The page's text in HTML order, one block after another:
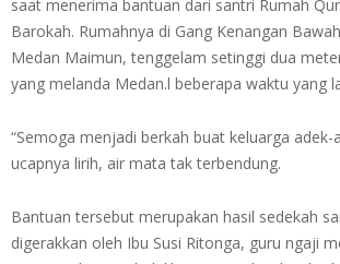
saat menerima bantuan dari santri Rumah
Barokah. Rumahnya di Gang Kenangan
Medan Maimun, tenggelam setinggi dua
yang melanda Medan.l beberapa waktu yang
“Semoga menjadi berkah buat keluarga adek-
ucapnya lirih, air mata tak terbendung.
Bantuan tersebut merupakan hasil sedekah
digerakkan oleh Ibu Susi Ritonga, guru ngaji